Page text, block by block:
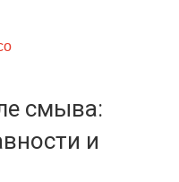
смыва:
и